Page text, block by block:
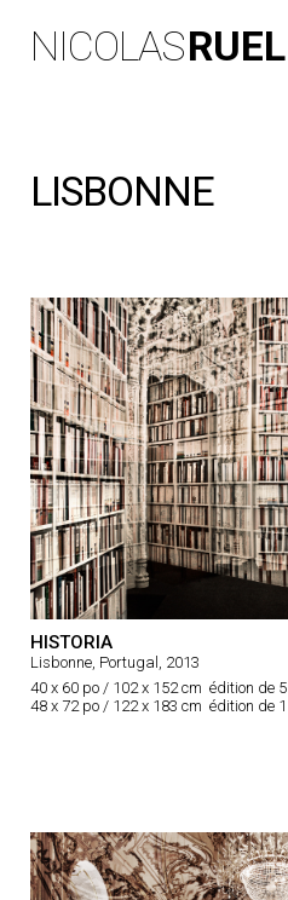
NICOLASRUEL
LISBONNE
HISTORIA
Lisbonne, Portugal, 2013
40 x 60 po / 102 x 152 cm édition de 5
48 x 72 po / 122 x 183 cm édition de 1